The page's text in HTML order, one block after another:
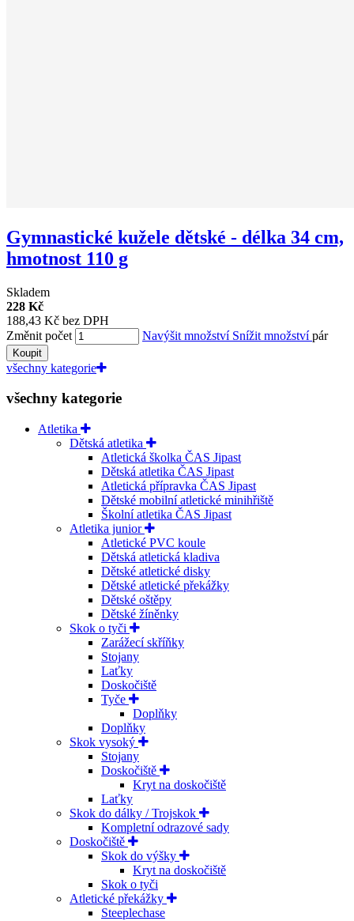
Gymnastické kužele dětské - délka 34 cm,
hmotnost 110 g
Skladem
228 Kč
188,43 Kč bez DPH
Změnit počet
Navýšit množství Snížit množstvípár
Koupit
všechny kategorie
všechny kategorie
Atletika
Dětská atletika
Atletická školka ČAS Jipast
Dětská atletika ČAS Jipast
Atletická přípravka ČAS Jipast
Dětské mobilní atletické minihřiště
Školní atletika ČAS Jipast
Atletika junior
Atletické PVC koule
Dětská atletická kladiva
Dětské atletické disky
Dětské atletické překážky
Dětské oštěpy
Dětské žíněnky
Skok o tyči
Zarážecí skříňky
Stojany
Laťky
Doskočiště
Tyče
Doplňky
Doplňky
Skok vysoký
Stojany
Doskočiště
Kryt na doskočiště
Laťky
Skok do dálky / Trojskok
Kompletní odrazové sady
Doskočiště
Skok do výšky
Kryt na doskočiště
Skok o tyči
Atletické překážky
Steeplechase